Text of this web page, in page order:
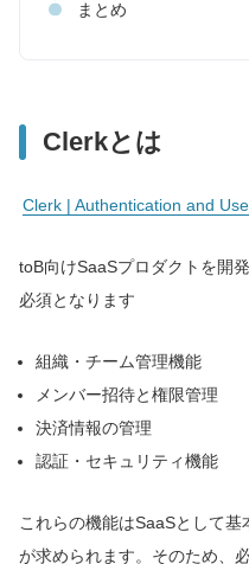
まとめ
Clerkとは
Clerk | Authentication and
toB向けSaaSプロダクトを開
必須となります
組織・チーム管理機能
メンバー招待と権限管理
決済情報の管理
認証・セキュリティ機能
これらの機能はSaaSとして
が求められます。そのため、